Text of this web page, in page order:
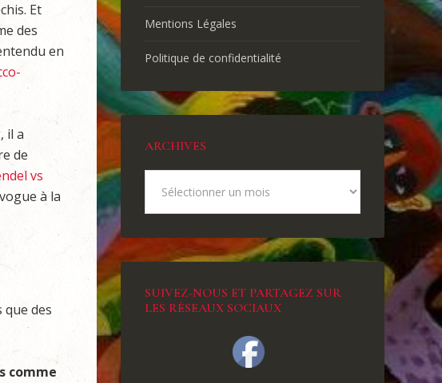
Et
des
en
il a
de
vs
à la
que des
comme
Mentions Légales
Politique de confidentialité
ARCHIVES
SUIVEZ-NOUS ET PARTAGEZ SUR
LES RÉSEAUX SOCIAUX